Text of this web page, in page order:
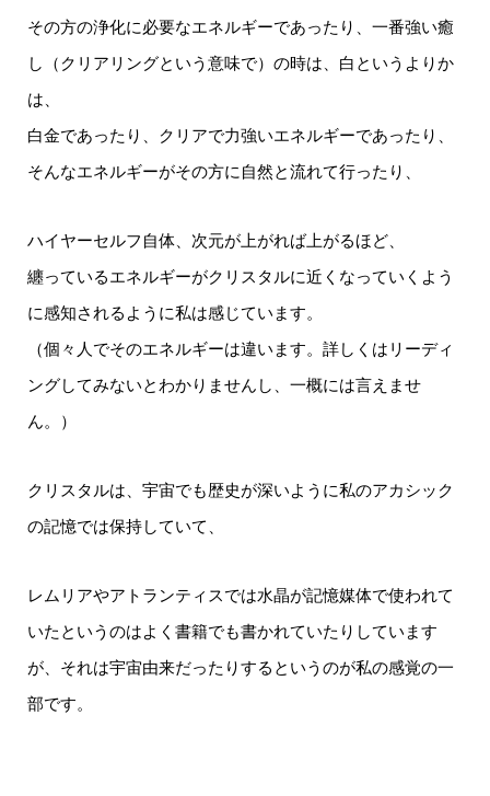
その方の浄化に必要なエネルギーであったり、一番強い癒
し（クリアリングという意味で）の時は、白というよりか
は、
白金であったり、クリアで力強いエネルギーであったり、
そんなエネルギーがその方に自然と流れて行ったり、
ハイヤーセルフ自体、次元が上がれば上がるほど、
纏っているエネルギーがクリスタルに近くなっていくよう
に感知されるように私は感じています。
（個々人でそのエネルギーは違います。詳しくはリーディ
ングしてみないとわかりませんし、一概には言えませ
ん。）
クリスタルは、宇宙でも歴史が深いように私のアカシック
の記憶では保持していて、
レムリアやアトランティスでは水晶が記憶媒体で使われて
いたというのはよく書籍でも書かれていたりしています
が、それは宇宙由来だったりするというのが私の感覚の一
部です。